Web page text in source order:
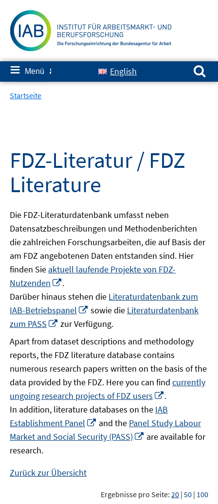
zum
Inhalt
≡ Menü ✘ English
Suchen nach:
Startseite
FDZ-Literatur / FDZ
Literature
Die FDZ-Literaturdatenbank umfasst neben
Datensatzbeschreibungen und Methodenberichten
die zahlreichen Forschungsarbeiten, die auf Basis der
am FDZ angebotenen Daten entstanden sind. Hier
finden Sie aktuell laufende Projekte von FDZ-
Nutzenden
neuem
Fenster
öffnen
.
Darüber hinaus stehen die Literaturdatenbank zum
IAB-Betriebspanel
In
neuem
Fenster
öffnen
sowie die Literaturdatenbank
zum PASS
In
Fenster
öffnen
zur Verfügung.
Apart from dataset descriptions and methodology
reports, the FDZ literature database contains
numerous research papers written on the basis of the
data provided by the FDZ. Here you can find currently
ungoing research projects of FDZ users
neuem
Fenster
öffnen
.
In addition, literature databases on the IAB
Establishment Panel
In
neuem
Fenster
and the Panel Study Labour
Market and Social Security (PASS)
In
are available for
research.
Zurück zur Übersicht
Ergebnisse pro Seite: 20 | 50 | 100